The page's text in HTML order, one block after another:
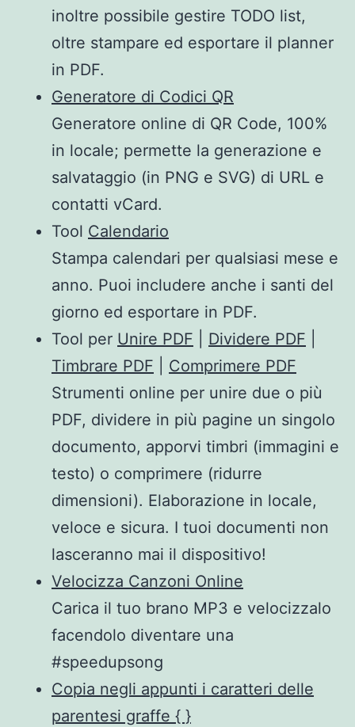
inoltre possibile gestire TODO list,
oltre stampare ed esportare il planner
in PDF.
Generatore di Codici QR
Generatore online di QR Code, 100%
in locale; permette la generazione e
salvataggio (in PNG e SVG) di URL e
contatti vCard.
Tool Calendario
Stampa calendari per qualsiasi mese e
anno. Puoi includere anche i santi del
giorno ed esportare in PDF.
Tool per Unire PDF Dividere PDF
Timbrare PDF
Comprimere PDF
Strumenti online per unire due o più
PDF, dividere in più pagine un singolo
documento, apporvi timbri (immagini e
testo) o comprimere (ridurre
dimensioni). Elaborazione in locale,
veloce e sicura. I tuoi documenti non
lasceranno mai il dispositivo!
Velocizza Canzoni Online
Carica il tuo brano MP3 e velocizzalo
facendolo diventare una
#speedupsong
Copia negli appunti i caratteri delle
parentesi graffe { }